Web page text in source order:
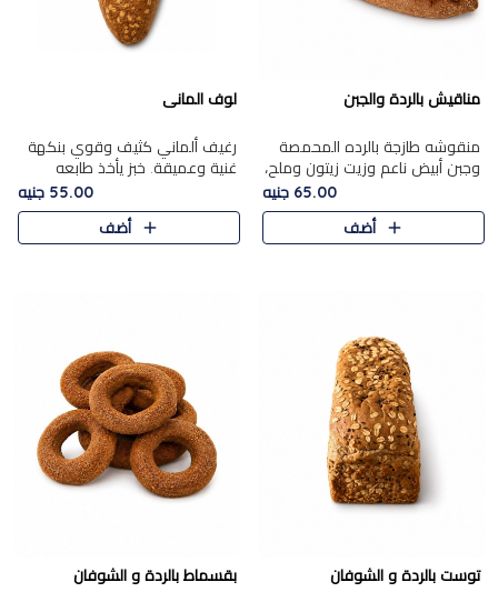
مناقيش بالردة والجبن
منقوشه طازجة بالرده المحمصة
وجبن أبيض ناعم وزيت زيتون وملح،
مباشرة من الفرن.الرده مع نعومة
الجبن فوق عجينة طازجة.
65.00 جنيه
أضف
لوف المانى
رغيف ألماني كثيف وقوي بنكهة
غنية وعميقة. خبز يأخذ طابعه
55.00 جنيه
أضف
توست بالردة و الشوفان بقسماط بالردة و الشوفان